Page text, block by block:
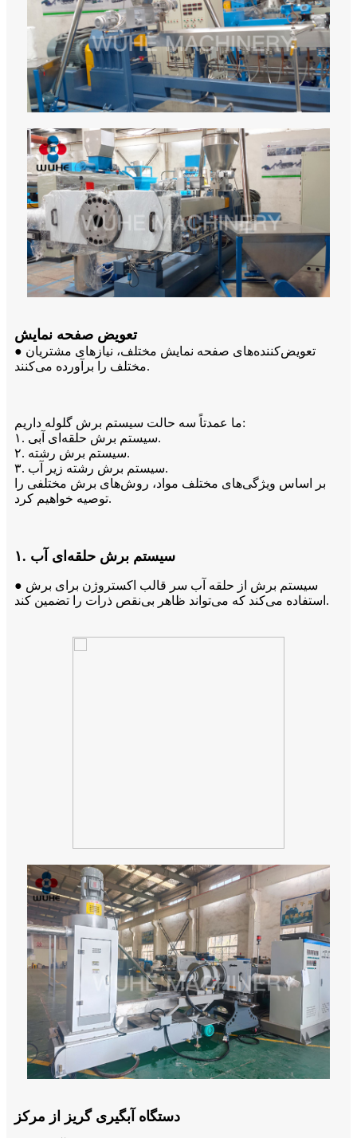
تعویض صفحه نمایش
● تعویض‌کننده‌های صفحه نمایش مختلف، نیازهای مشتریان
مختلف را برآورده می‌کنند.
ما عمدتاً سه حالت سیستم برش گلوله داریم:
۱. سیستم برش حلقه‌ای آبی.
۲. سیستم برش رشته.
۳. سیستم برش رشته زیر آب.
بر اساس ویژگی‌های مختلف مواد، روش‌های برش مختلفی را
توصیه خواهیم کرد.
۱. سیستم برش حلقه‌ای آب
● سیستم برش از حلقه آب سر قالب اکستروژن برای برش
استفاده می‌کند که می‌تواند ظاهر بی‌نقص ذرات را تضمین کند.
دستگاه آبگیری گریز از مرکز